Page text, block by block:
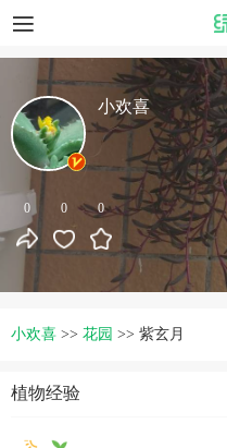
0 0 0
小欢喜
小欢喜 >> 花园 >> 紫玄月
植物经验